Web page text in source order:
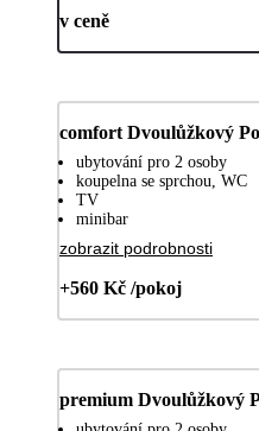
v ceně
comfort Dvoulůžkový
ubytování pro 2 osoby
koupelna se sprchou, WC
TV
minibar
zobrazit podrobnosti
+560 Kč /pokoj
premium Dvoulůžkový